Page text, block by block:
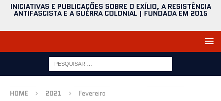
INICIATIVAS E PUBLICAÇÕES SOBRE O EXÍLIO, A RESISTÊNCIA
ANTIFASCISTA E A GUERRA COLONIAL | FUNDADA EM 2015
HOME 2021 Fevereiro